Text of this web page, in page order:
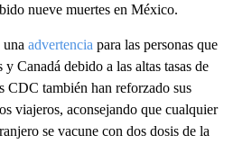
nueve muertes en México.
advertencia para las personas que
Canadá debido a las altas tasas de
CDC también han reforzado sus
viajeros, aconsejando que cualquier
se vacune con dos dosis de la